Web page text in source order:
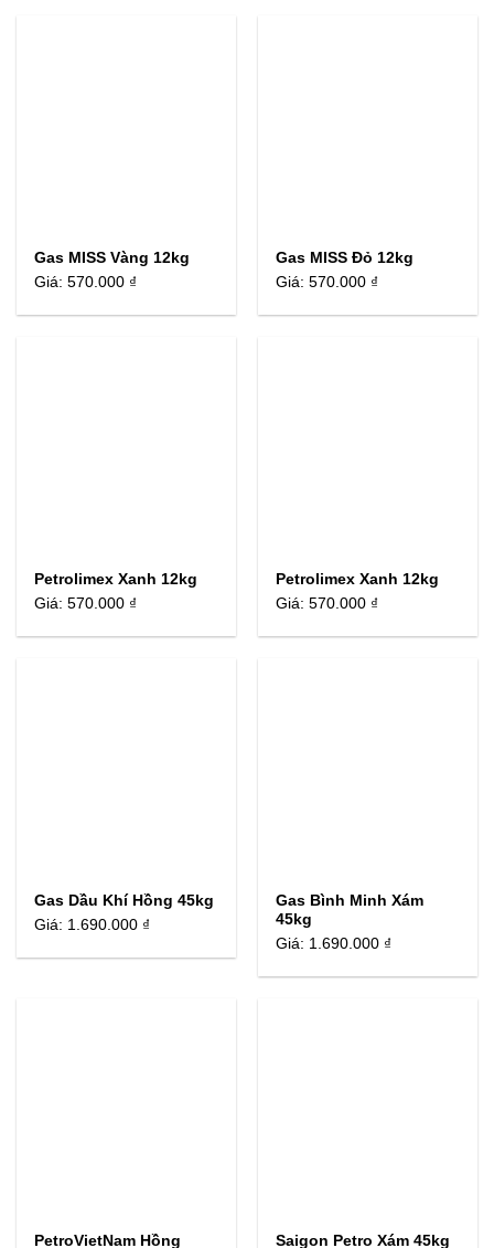
Gas MISS Vàng 12kg
Giá:570.000 ₫
Gas MISS Đỏ 12kg
Giá:570.000 ₫
Petrolimex Xanh 12kg
Giá:570.000 ₫
Petrolimex Xanh 12kg
Giá:570.000 ₫
Gas Dầu Khí Hồng 45kg
Giá: 1.690.000 ₫
Gas Bình Minh Xám
45kg
Giá: 1.690.000 ₫
PetroVietNam Hồng
Saigon Petro Xám 45kg